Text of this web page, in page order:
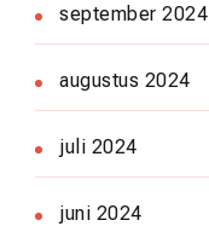
september 2024
augustus 2024
juli 2024
juni 2024